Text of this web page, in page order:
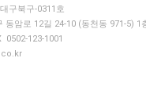
구북구-0311호
동암로 12길 24-10 (동천동 971-5) 1
0502-123-1001